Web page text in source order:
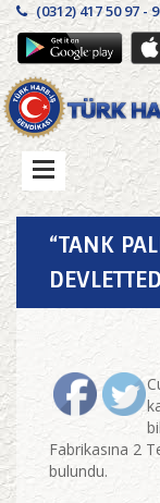
(0312) 417 50 97 -
“TANK
Fabrikasına 2
bulundu.